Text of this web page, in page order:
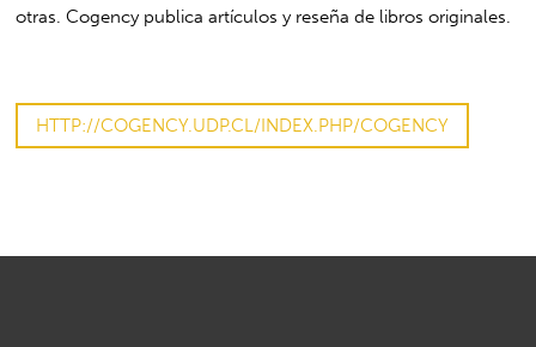
otras. Cogency publica artículos y reseña de libros originales.
HTTP://COGENCY.UDP.CL/INDEX.PHP/COGENCY